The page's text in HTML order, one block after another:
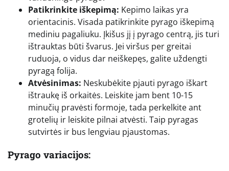
Patikrinkite iškepimą: Kepimo laikas yra
orientacinis. Visada patikrinkite pyrago iškepimą
mediniu pagaliuku. Įkišus jį į pyrago centrą, jis turi
ištrauktas būti švarus. Jei viršus per greitai
ruduoja, o vidus dar neiškepęs, galite uždengti
pyragą folija.
Atvėsinimas: Neskubėkite pjauti pyrago iškart
ištraukę iš orkaitės. Leiskite jam bent 10-15
minučių pravėsti formoje, tada perkelkite ant
grotelių ir leiskite pilnai atvėsti. Taip pyragas
sutvirtės ir bus lengviau pjaustomas.
Pyrago variacijos: